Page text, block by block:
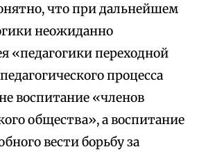
что при дальнейшем
неожиданно
«педагогики переходной
процесса
воспитание «членов
общества», а воспитание
вести борьбу за